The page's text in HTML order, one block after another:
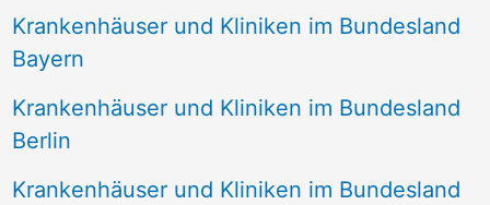
Krankenhäuser und Kliniken im Bundesland
Bayern
Krankenhäuser und Kliniken im Bundesland
Berlin
Krankenhäuser und Kliniken im Bundesland